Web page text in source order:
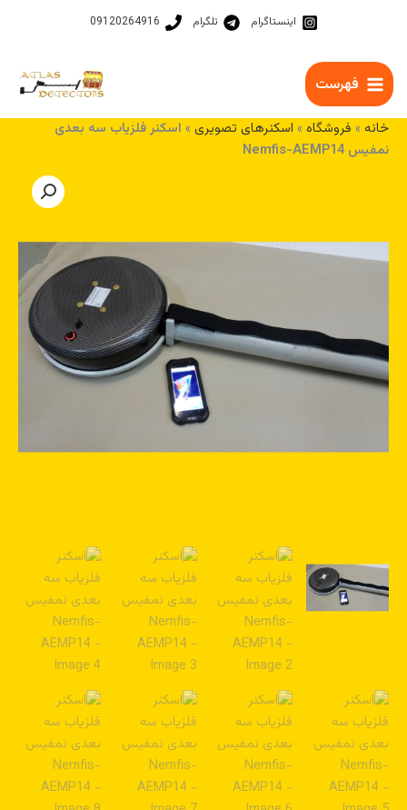
اینستاگرام تلگرام 09120264916
فهرست
خانه » فروشگاه» اسکنرهای تصویری» اسکنر فلزیاب سه بعدی
نمفیس Nemfis-AEMP14